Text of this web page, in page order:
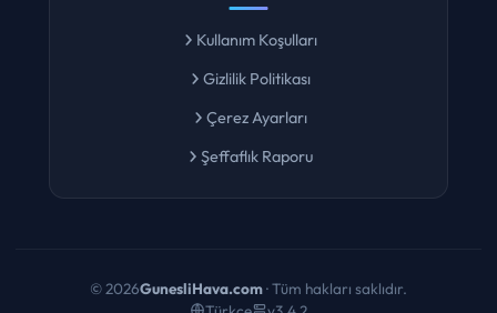
Kullanım Koşulları
Gizlilik Politikası
Çerez Ayarları
Şeffaflık Raporu
© 2026GunesliHava.com· Tüm hakları saklıdır.